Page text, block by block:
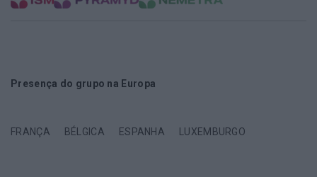
Presença do grupo na Europa
FRANÇA BÉLGICA ESPANHA LUXEMBURGO